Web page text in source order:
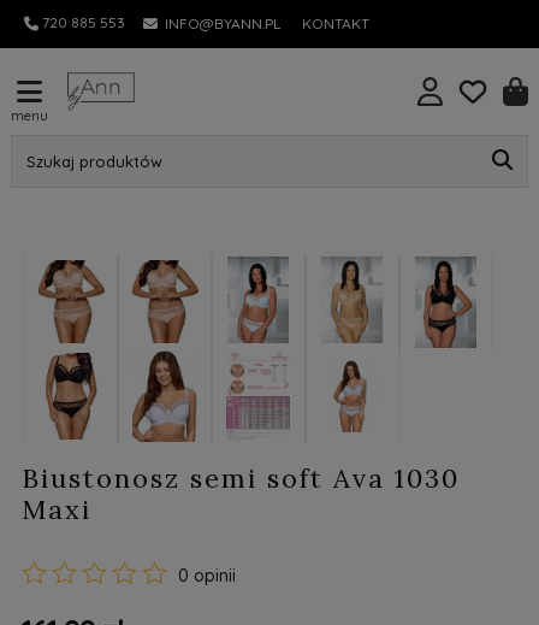
720 885 553 INFO@BYANN.PL KONTAKT
menu
Szukaj produktów
Biustonosz semi soft Ava 1030
Maxi
0 opinii